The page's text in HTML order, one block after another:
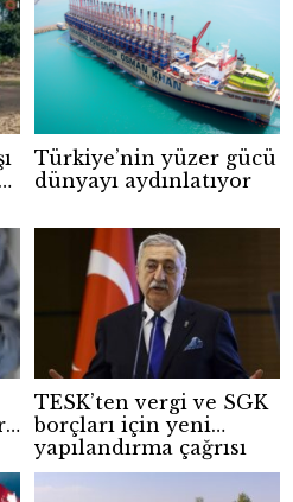
Türkiye’nin yüzer gücü
dünyayı aydınlatıyor
TESK’ten vergi ve SGK
borçları için yeni
yapılandırma çağrısı